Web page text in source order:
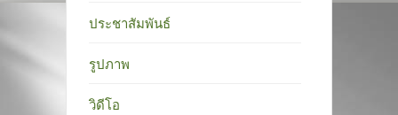
ประชาสัมพันธ์
รูปภาพ
วิดีโอ